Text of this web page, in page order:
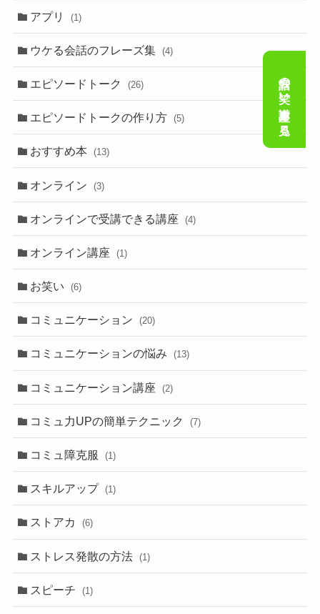
アプリ (1)
ウケる会話のフレーズ集 (4)
エピソードトーク (26)
エピソードトークの作り方 (5)
おすすめ本 (13)
オンライン (3)
オンラインで受講できる講座 (4)
オンライン講座 (1)
お笑い (6)
コミュニケーション (20)
コミュニケーションの悩み (13)
コミュニケーション講座 (2)
コミュ力UPの簡単テクニック (7)
コミュ障克服 (1)
スキルアップ (1)
ストアカ (6)
ストレス発散の方法 (1)
スピーチ (1)
会話の笑い講座を見る